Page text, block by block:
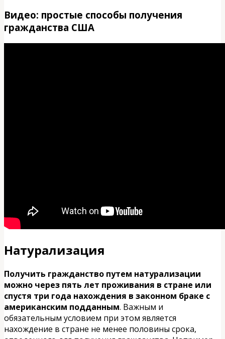
Видео: простые способы получения
гражданства США
Натурализация
Получить гражданство путем натурализации
можно через пять лет проживания в стране или
спустя три года нахождения в законном браке с
американским подданным. Важным и
обязательным условием при этом является
нахождение в стране не менее половины срока,